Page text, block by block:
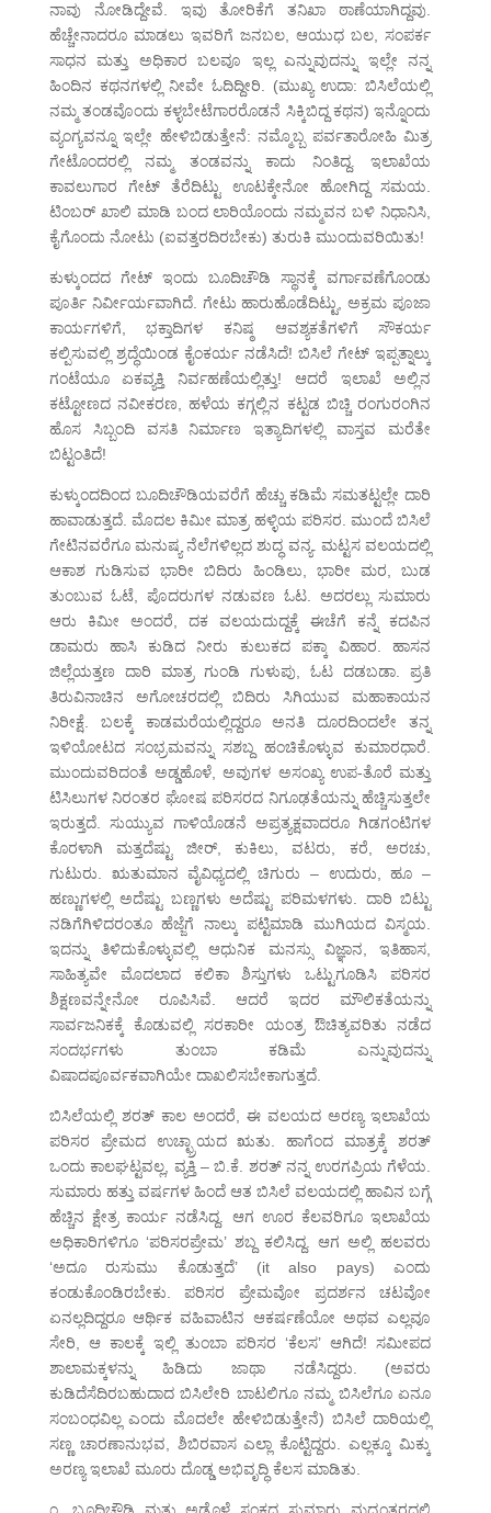
ನಾವು ನೋಡಿದ್ದೇವೆ. ಇವು ತೋರಿಕೆಗೆ ತನಿಖಾ ಠಾಣೆಯಾಗಿದ್ದವು.
ಹೆಚ್ಚೇನಾದರೂ ಮಾಡಲು ಇವರಿಗೆ ಜನಬಲ, ಆಯುಧ ಬಲ, ಸಂಪರ್ಕ
ಸಾಧನ ಮತ್ತು ಅಧಿಕಾರ ಬಲವೂ ಇಲ್ಲ ಎನ್ನುವುದನ್ನು ಇಲ್ಲೇ ನನ್ನ
ಹಿಂದಿನ ಕಥನಗಳಲ್ಲಿ ನೀವೇ ಓದಿದ್ದೀರಿ. (ಮುಖ್ಯ ಉದಾ: ಬಿಸಿಲೆಯಲ್ಲಿ
ನಮ್ಮ ತಂಡವೊಂದು ಕಳ್ಳಬೇಟೆಗಾರರೊಡನೆ ಸಿಕ್ಕಿಬಿದ್ದ ಕಥನ) ಇನ್ನೊಂದು
ವ್ಯಂಗ್ಯವನ್ನೂ ಇಲ್ಲೇ ಹೇಳಿಬಿಡುತ್ತೇನೆ: ನಮ್ಮೊಬ್ಬ ಪರ್ವತಾರೋಹಿ ಮಿತ್ರ
ಗೇಟೊಂದರಲ್ಲಿ ನಮ್ಮ ತಂಡವನ್ನು ಕಾದು ನಿಂತಿದ್ದ. ಇಲಾಖೆಯ
ಕಾವಲುಗಾರ ಗೇಟ್ ತೆರೆದಿಟ್ಟು ಊಟಕ್ಕೇನೋ ಹೋಗಿದ್ದ ಸಮಯ.
ಟಿಂಬರ್ ಖಾಲಿ ಮಾಡಿ ಬಂದ ಲಾರಿಯೊಂದು ನಮ್ಮವನ ಬಳಿ ನಿಧಾನಿಸಿ,
ಕೈಗೊಂದು ನೋಟು (ಐವತ್ತರದಿರಬೇಕು) ತುರುಕಿ ಮುಂದುವರಿಯಿತು!
ಕುಳ್ಕುಂದದ ಗೇಟ್ ಇಂದು ಬೂದಿಚೌಡಿ ಸ್ಥಾನಕ್ಕೆ ವರ್ಗಾವಣೆಗೊಂಡು
ಪೂರ್ತಿ ನಿರ್ವೀರ್ಯವಾಗಿದೆ. ಗೇಟು ಹಾರುಹೊಡೆದಿಟ್ಟು, ಅಕ್ರಮ ಪೂಜಾ
ಕಾರ್ಯಗಳಿಗೆ, ಭಕ್ತಾದಿಗಳ ಕನಿಷ್ಠ ಆವಶ್ಯಕತೆಗಳಿಗೆ ಸೌಕರ್ಯ
ಕಲ್ಪಿಸುವಲ್ಲಿ ಶ್ರದ್ಧೆಯಿಂಡ ಕೈಂಕರ್ಯ ನಡೆಸಿದೆ! ಬಿಸಿಲೆ ಗೇಟ್ ಇಪ್ಪತ್ನಾಲ್ಕು
ಗಂಟೆಯೂ ಏಕವ್ಯಕ್ತಿ ನಿರ್ವಹಣೆಯಲ್ಲಿತ್ತು! ಆದರೆ ಇಲಾಖೆ ಅಲ್ಲಿನ
ಕಟ್ಟೋಣದ ನವೀಕರಣ, ಹಳೆಯ ಕಗ್ಗಲ್ಲಿನ ಕಟ್ಟಡ ಬಿಚ್ಚಿ ರಂಗುರಂಗಿನ
ಹೊಸ ಸಿಬ್ಬಂದಿ ವಸತಿ ನಿರ್ಮಾಣ ಇತ್ಯಾದಿಗಳಲ್ಲಿ ವಾಸ್ತವ ಮರೆತೇ
ಬಿಟ್ಟಂತಿದೆ!
ಕುಳ್ಕುಂದದಿಂದ ಬೂದಿಚೌಡಿಯವರೆಗೆ ಹೆಚ್ಚು ಕಡಿಮೆ ಸಮತಟ್ಟಲ್ಲೇ ದಾರಿ
ಹಾವಾಡುತ್ತದೆ. ಮೊದಲ ಕಿಮೀ ಮಾತ್ರ ಹಳ್ಳಿಯ ಪರಿಸರ. ಮುಂದೆ ಬಿಸಿಲೆ
ಗೇಟಿನವರೆಗೂ ಮನುಷ್ಯ ನೆಲೆಗಳಿಲ್ಲದ ಶುದ್ಧ ವನ್ಯ. ಮಟ್ಟಸ ವಲಯದಲ್ಲಿ
ಆಕಾಶ ಗುಡಿಸುವ ಭಾರೀ ಬಿದಿರು ಹಿಂಡಿಲು, ಭಾರೀ ಮರ, ಬುಡ
ತುಂಬುವ ಓಟೆ, ಪೊದರುಗಳ ನಡುವಣ ಓಟ. ಅದರಲ್ಲು ಸುಮಾರು
ಆರು ಕಿಮೀ ಅಂದರೆ, ದಕ ವಲಯದುದ್ದಕ್ಕೆ ಈಚೆಗೆ ಕನ್ನೆ ಕದಪಿನ
ಡಾಮರು ಹಾಸಿ ಕುಡಿದ ನೀರು ಕುಲುಕದ ಪಕ್ಕಾ ವಿಹಾರ. ಹಾಸನ
ಜಿಲ್ಲೆಯತ್ತಣ ದಾರಿ ಮಾತ್ರ ಗುಂಡಿ ಗುಳುಪು, ಓಟ ದಡಬಡಾ. ಪ್ರತಿ
ತಿರುವಿನಾಚಿನ ಅಗೋಚರದಲ್ಲಿ ಬಿದಿರು ಸಿಗಿಯುವ ಮಹಾಕಾಯನ
ನಿರೀಕ್ಷೆ. ಬಲಕ್ಕೆ ಕಾಡಮರೆಯಲ್ಲಿದ್ದರೂ ಅನತಿ ದೂರದಿಂದಲೇ ತನ್ನ
ಇಳಿಯೋಟದ ಸಂಭ್ರಮವನ್ನು ಸಶಬ್ದ ಹಂಚಿಕೊಳ್ಳುವ ಕುಮಾರಧಾರೆ.
ಮುಂದುವರಿದಂತೆ ಅಡ್ಡಹೊಳೆ, ಅವುಗಳ ಅಸಂಖ್ಯ ಉಪ-ತೊರೆ ಮತ್ತು
ಟಿಸಿಲುಗಳ ನಿರಂತರ ಘೋಷ ಪರಿಸರದ ನಿಗೂಢತೆಯನ್ನು ಹೆಚ್ಚಿಸುತ್ತಲೇ
ಇರುತ್ತದೆ. ಸುಯ್ಯುವ ಗಾಳಿಯೊಡನೆ ಅಪ್ರತ್ಯಕ್ಷವಾದರೂ ಗಿಡಗಂಟಿಗಳ
ಕೊರಳಾಗಿ ಮತ್ತದೆಷ್ಟು ಜೀರ್, ಕುಕಿಲು, ವಟರು, ಕರೆ, ಅರಚು,
ಗುಟುರು. ಋತುಮಾನ ವೈವಿಧ್ಯದಲ್ಲಿ ಚಿಗುರು – ಉದುರು, ಹೂ –
ಹಣ್ಣುಗಳಲ್ಲಿ ಅದೆಷ್ಟು ಬಣ್ಣಗಳು ಅದೆಷ್ಟು ಪರಿಮಳಗಳು. ದಾರಿ ಬಿಟ್ಟು
ನಡಿಗೆಗಿಳಿದರಂತೂ ಹೆಜ್ಜೆಗೆ ನಾಲ್ಕು ಪಟ್ಟಿಮಾಡಿ ಮುಗಿಯದ ವಿಸ್ಮಯ.
ಇದನ್ನು ತಿಳಿದುಕೊಳ್ಳುವಲ್ಲಿ ಆಧುನಿಕ ಮನಸ್ಸು ವಿಜ್ಞಾನ, ಇತಿಹಾಸ,
ಸಾಹಿತ್ಯವೇ ಮೊದಲಾದ ಕಲಿಕಾ ಶಿಸ್ತುಗಳು ಒಟ್ಟುಗೂಡಿಸಿ ಪರಿಸರ
ಶಿಕ್ಷಣವನ್ನೇನೋ ರೂಪಿಸಿವೆ. ಆದರೆ ಇದರ ಮೌಲಿಕತೆಯನ್ನು
ಸಾರ್ವಜನಿಕಕ್ಕೆ ಕೊಡುವಲ್ಲಿ ಸರಕಾರೀ ಯಂತ್ರ ಔಚಿತ್ಯವರಿತು ನಡೆದ
ಸಂದರ್ಭಗಳು ತುಂಬಾ ಕಡಿಮೆ ಎನ್ನುವುದನ್ನು
ವಿಷಾದಪೂರ್ವಕವಾಗಿಯೇ ದಾಖಲಿಸಬೇಕಾಗುತ್ತದೆ.
ಬಿಸಿಲೆಯಲ್ಲಿ ಶರತ್ ಕಾಲ ಅಂದರೆ, ಈ ವಲಯದ ಅರಣ್ಯ ಇಲಾಖೆಯ
ಪರಿಸರ ಪ್ರೇಮದ ಉಚ್ಛ್ರಾಯದ ಋತು. ಹಾಗೆಂದ ಮಾತ್ರಕ್ಕೆ ಶರತ್
ಒಂದು ಕಾಲಘಟ್ಟವಲ್ಲ, ವ್ಯಕ್ತಿ – ಬಿ.ಕೆ. ಶರತ್ ನನ್ನ ಉರಗಪ್ರಿಯ ಗೆಳೆಯ.
ಸುಮಾರು ಹತ್ತು ವರ್ಷಗಳ ಹಿಂದೆ ಆತ ಬಿಸಿಲೆ ವಲಯದಲ್ಲಿ ಹಾವಿನ ಬಗ್ಗೆ
ಹೆಚ್ಚಿನ ಕ್ಷೇತ್ರ ಕಾರ್ಯ ನಡೆಸಿದ್ದ. ಆಗ ಊರ ಕೆಲವರಿಗೂ ಇಲಾಖೆಯ
ಅಧಿಕಾರಿಗಳಿಗೂ ‘ಪರಿಸರಪ್ರೇಮ’ ಶಬ್ದ ಕಲಿಸಿದ್ದ. ಆಗ ಅಲ್ಲಿ ಹಲವರು
‘ಅದೂ ರುಸುಮು ಕೊಡುತ್ತದೆ’ (it also pays) ಎಂದು
ಕಂಡುಕೊಂಡಿರಬೇಕು. ಪರಿಸರ ಪ್ರೇಮವೋ ಪ್ರದರ್ಶನ ಚಟವೋ
ಏನಲ್ಲದಿದ್ದರೂ ಆರ್ಥಿಕ ವಹಿವಾಟಿನ ಆಕರ್ಷಣೆಯೋ ಅಥವ ಎಲ್ಲವೂ
ಸೇರಿ, ಆ ಕಾಲಕ್ಕೆ ಇಲ್ಲಿ ತುಂಬಾ ಪರಿಸರ ‘ಕೆಲಸ’ ಆಗಿದೆ! ಸಮೀಪದ
ಶಾಲಾಮಕ್ಕಳನ್ನು ಹಿಡಿದು ಜಾಥಾ ನಡೆಸಿದ್ದರು. (ಅವರು
ಕುಡಿದೆಸೆದಿರಬಹುದಾದ ಬಿಸಿಲೇರಿ ಬಾಟಲಿಗೂ ನಮ್ಮ ಬಿಸಿಲೆಗೂ ಏನೂ
ಸಂಬಂಧವಿಲ್ಲ ಎಂದು ಮೊದಲೇ ಹೇಳಿಬಿಡುತ್ತೇನೆ) ಬಿಸಿಲೆ ದಾರಿಯಲ್ಲಿ
ಸಣ್ಣ ಚಾರಣಾನುಭವ, ಶಿಬಿರವಾಸ ಎಲ್ಲಾ ಕೊಟ್ಟಿದ್ದರು. ಎಲ್ಲಕ್ಕೂ ಮಿಕ್ಕು
ಅರಣ್ಯ ಇಲಾಖೆ ಮೂರು ದೊಡ್ಡ ಅಭಿವೃದ್ಧಿ ಕೆಲಸ ಮಾಡಿತು.